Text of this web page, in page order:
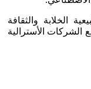
الخلابة والثقافة
الشركات الأسترالية